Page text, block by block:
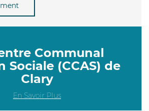
Communal
Sociale (CCAS) de
Clary
En Savoir Plus